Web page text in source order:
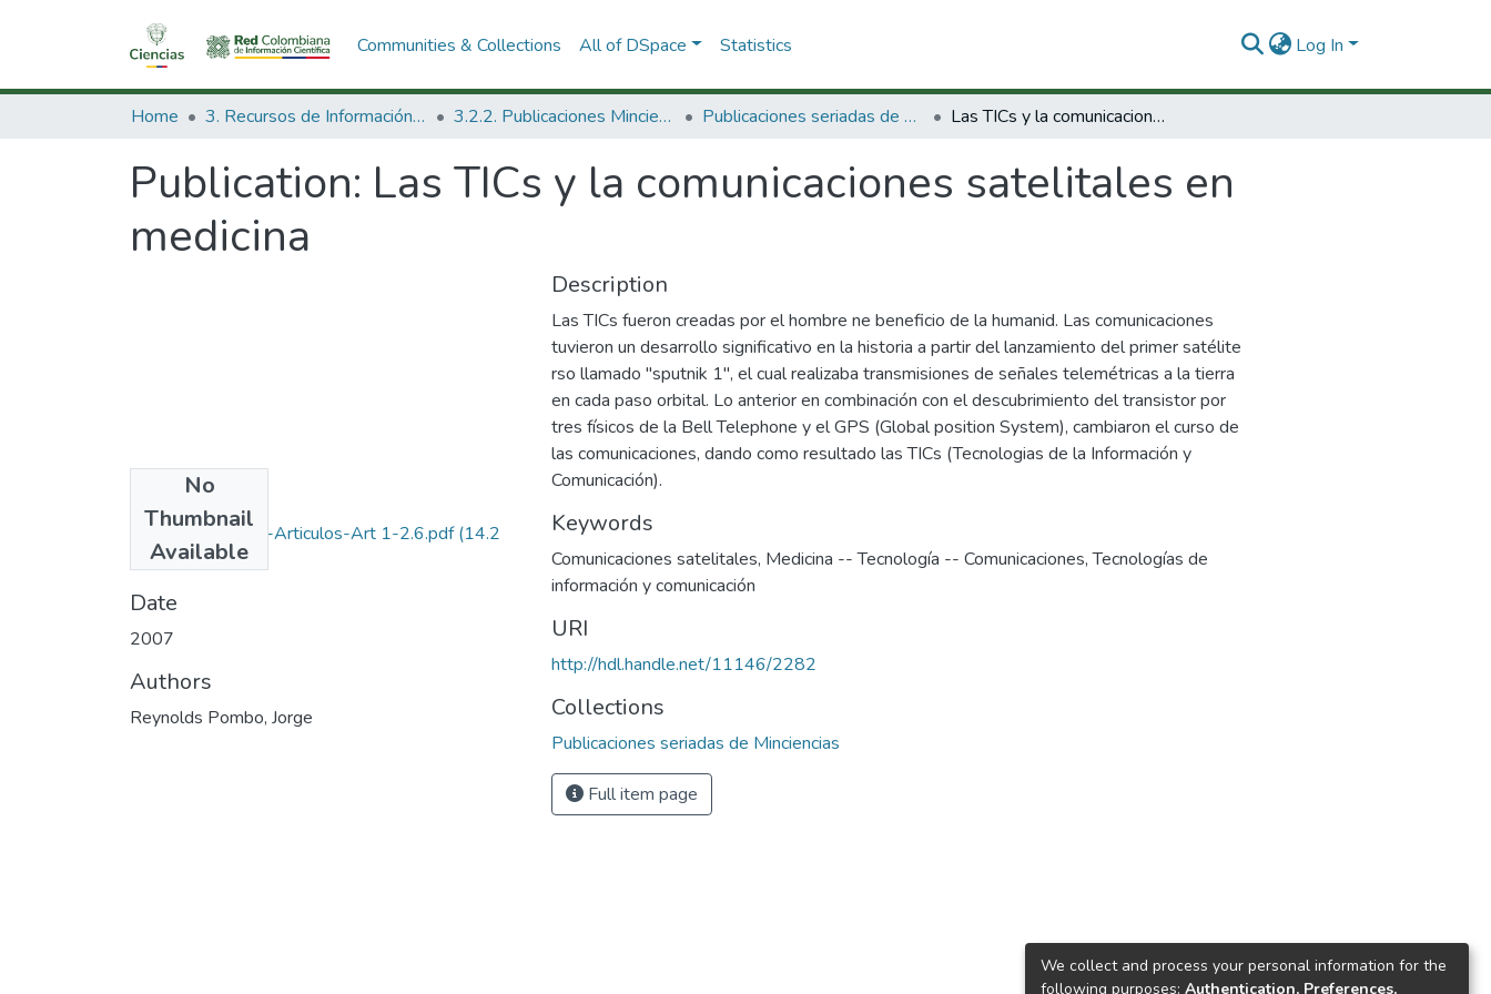
Communities & Collections All of DSpace Statistics Log In
Home 3. Recursos de Información Científica y Tecnológica 3.2.2. Publicaciones Minciencias Publicaciones seriadas de Minciencias Las TICs y la comunicaciones satelitales en medicina
Publication: Las TICs y la comunicaciones satelitales en
medicina
No
Thumbnail
Available
2007-V25-N1-2-Articulos-Art 1-2.6.pdf(14.2
MB)
Date
2007
Authors
Reynolds Pombo, Jorge
Description
Las TICs fueron creadas por el hombre ne beneficio de la humanid. Las comunicaciones
tuvieron un desarrollo significativo en la historia a partir del lanzamiento del primer satélite
rso llamado "sputnik 1", el cual realizaba transmisiones de señales telemétricas a la tierra
en cada paso orbital. Lo anterior en combinación con el descubrimiento del transistor por
tres físicos de la Bell Telephone y el GPS (Global position System), cambiaron el curso de
las comunicaciones, dando como resultado las TICs (Tecnologias de la Información y
Comunicación).
Keywords
Comunicaciones satelitales, Medicina -- Tecnología -- Comunicaciones,Tecnologías de
información y comunicación
URI
http://hdl.handle.net/11146/2282
Collections
Publicaciones seriadas de Minciencias
Full item page
We collect and process your personal information for the
following purposes: Authentication, Preferences,